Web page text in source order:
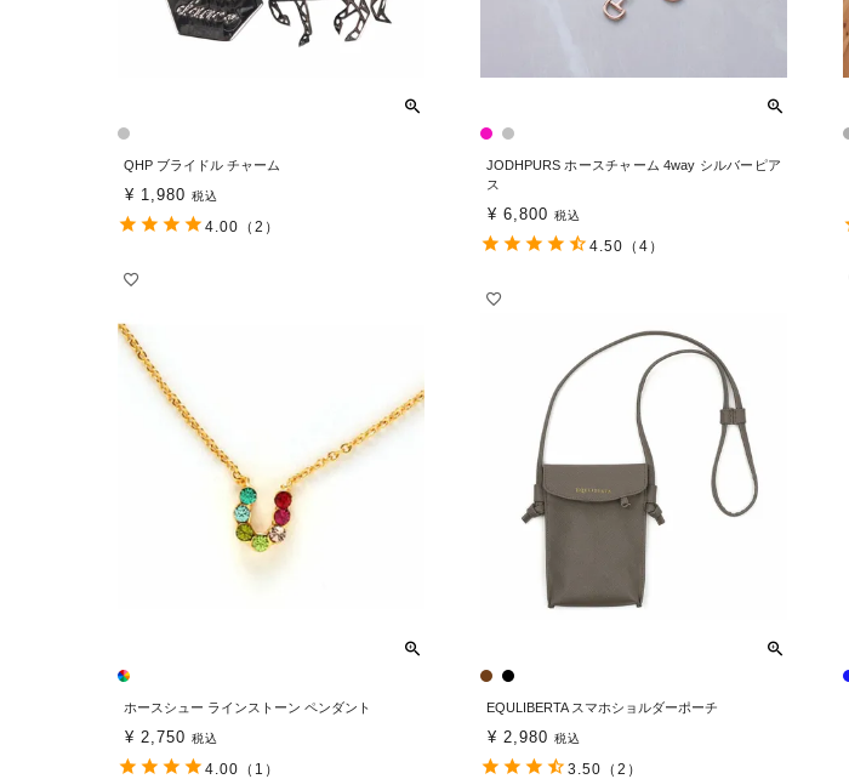
QHP ブライドル チャーム
¥ 1,980 税込
4.00 （2）
JODHPURS ホースチャーム 4way シルバーピア
ス
¥ 6,800 税込
4.50 （4）
ホースシュー ラインストーン ペンダント
¥ 2,750 税込
4.00 （1）
EQULIBERTA スマホショルダーポーチ
¥ 2,980 税込
3.50 （2）